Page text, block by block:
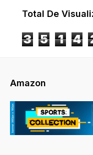
Total De
3 5 1 4
Amazon